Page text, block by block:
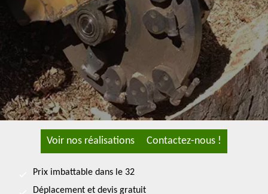
Voir nos réalisations Contactez-nous !
Prix imbattable dans le 32
Déplacement et devis gratuit